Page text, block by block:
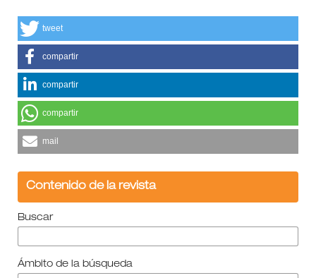
tweet
compartir
compartir
compartir
mail
Contenido de la revista
Buscar
Ámbito de la búsqueda